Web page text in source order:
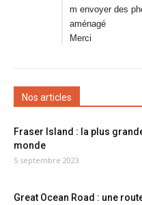
m envoyer des
aménagé
Merci
Nos articles
Fraser Island : la plus
monde
5 septembre 2023
Great Ocean Road : une